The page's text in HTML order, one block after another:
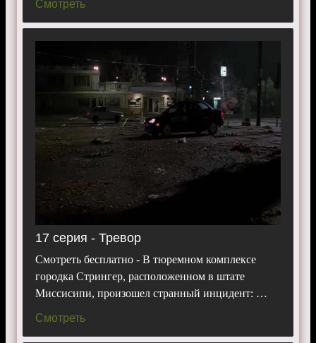
Смотреть
17 серия - Тревор
Смотреть бесплатно - В тюремном комплексе
городка Стрингер, расположенном в штате
Миссисипи, произошел странный инцидент: …
Смотреть